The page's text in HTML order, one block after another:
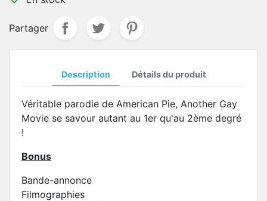
Partager
Description Détails du produit
Véritable parodie de American Pie, Another Gay
Movie se savour autant au 1er qu'au 2ème degré
!
Bonus
Bande-annonce
Filmographies